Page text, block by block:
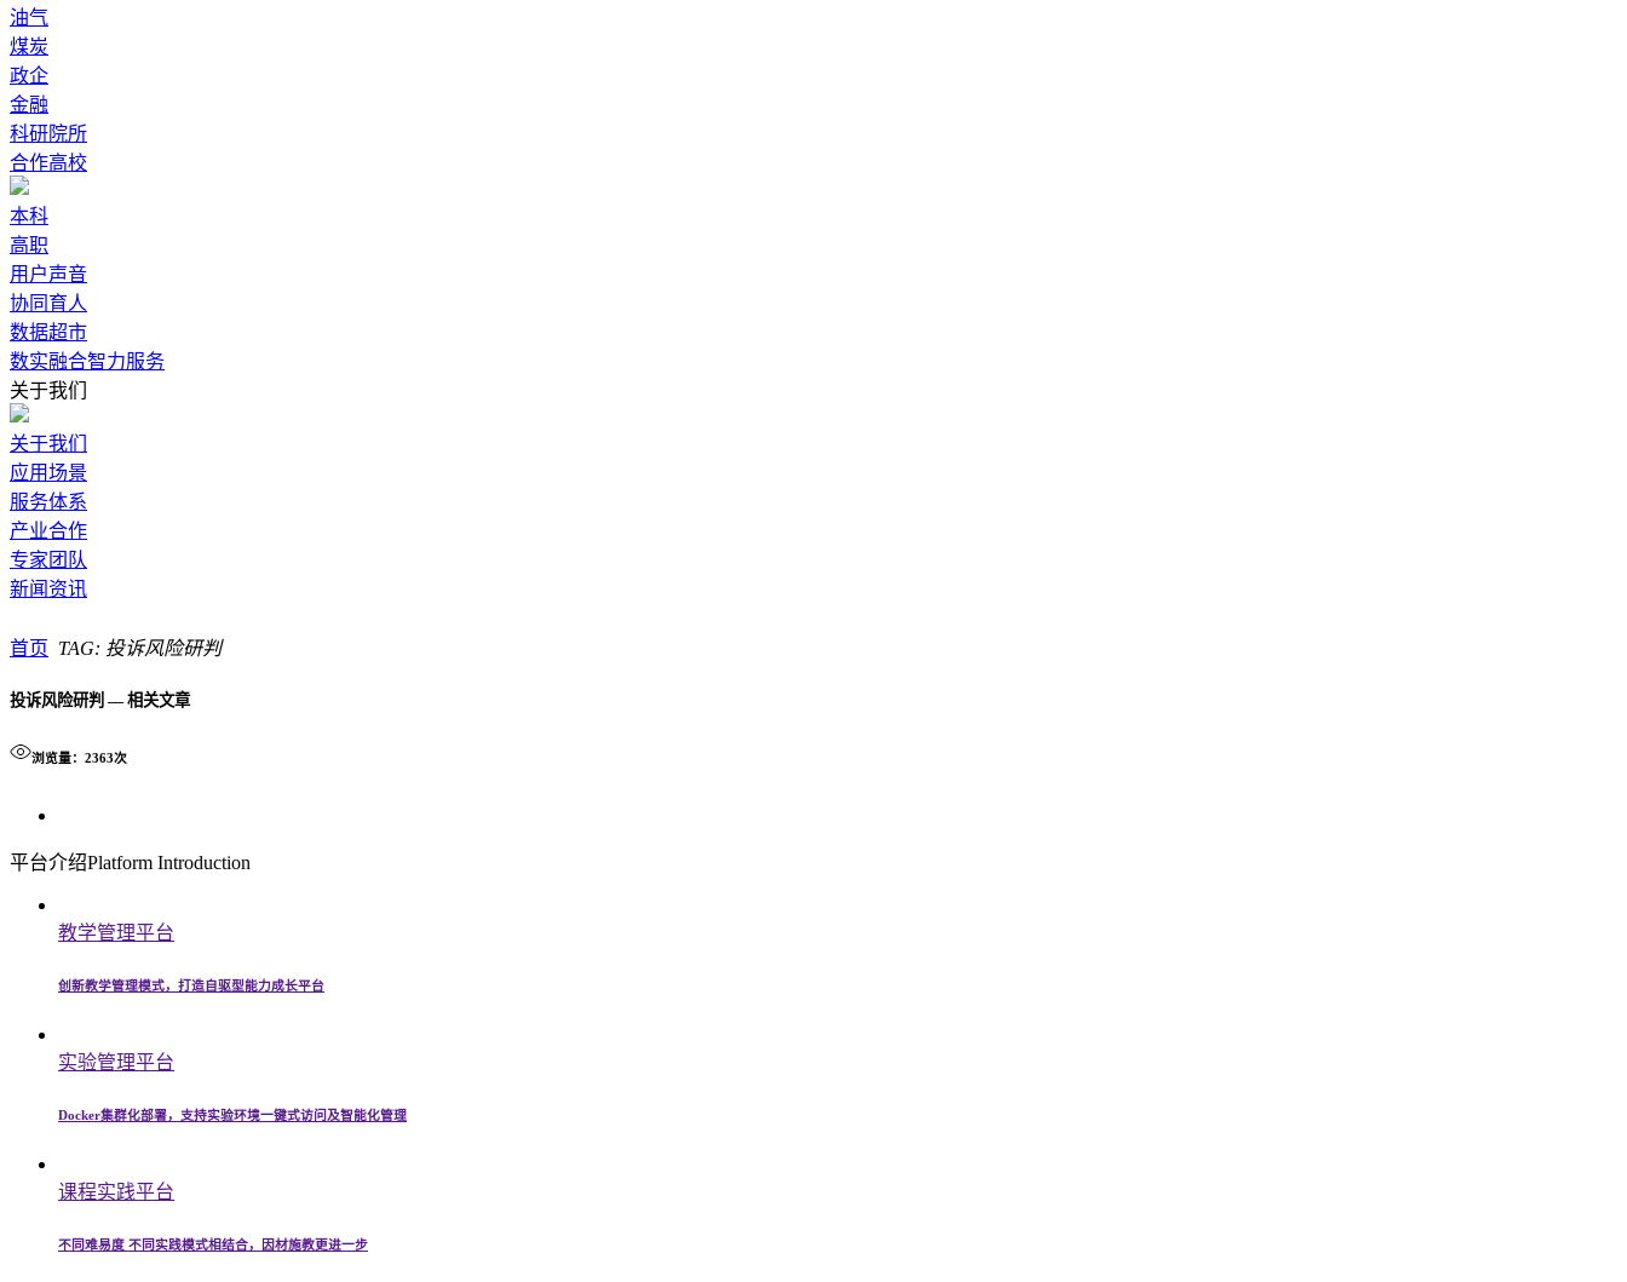
油气
煤炭
政企
金融
科研院所
合作高校
本科
高职
用户声音
协同育人
数据超市
数实融合智力服务
关于我们
关于我们
应用场景
服务体系
产业合作
专家团队
新闻资讯
首页 TAG: 投诉风险研判
投诉风险研判 — 相关文章
浏览量：2363次
平台介绍Platform Introduction
教学管理平台
创新教学管理模式，打造自驱型能力成长平台
实验管理平台
Docker集群化部署，支持实验环境一键式访问及智能化管理
课程实践平台
不同难易度 不同实践模式相结合，因材施教更进一步